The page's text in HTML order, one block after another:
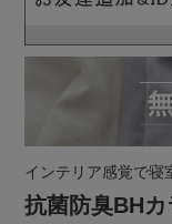
インテリア感覚で寝
抗菌防臭BHカ